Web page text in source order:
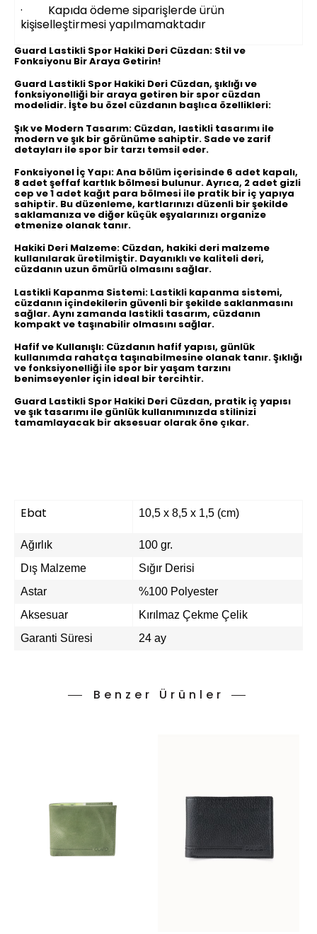
· Kapıda ödeme siparişlerde ürün
kişiselleştirmesi yapılmamaktadır
Guard Lastikli Spor Hakiki Deri Cüzdan: Stil ve
Fonksiyonu Bir Araya Getirin!
Guard Lastikli Spor Hakiki Deri Cüzdan, şıklığı ve
fonksiyonelliği bir araya getiren bir spor cüzdan
modelidir. İşte bu özel cüzdanın başlıca özellikleri:
Şık ve Modern Tasarım: Cüzdan, lastikli tasarımı ile
modern ve şık bir görünüme sahiptir. Sade ve zarif
detayları ile spor bir tarzı temsil eder.
Fonksiyonel İç Yapı:Ana bölüm içerisinde 6 adet kapalı,
8 adet şeffaf kartlık bölmesi bulunur. Ayrıca, 2 adet gizli
cep ve 1 adet kağıt para bölmesi ile pratik bir iç yapıya
sahiptir. Bu düzenleme, kartlarınızı düzenli bir şekilde
saklamanıza ve diğer küçük eşyalarınızı organize
etmenize olanak tanır.
Hakiki Deri Malzeme: Cüzdan, hakiki deri malzeme
kullanılarak üretilmiştir. Dayanıklı ve kaliteli deri,
cüzdanın uzun ömürlü olmasını sağlar.
Lastikli Kapanma Sistemi: Lastikli kapanma sistemi,
cüzdanın içindekilerin güvenli bir şekilde saklanmasını
sağlar. Aynı zamanda lastikli tasarım, cüzdanın
kompakt ve taşınabilir olmasını sağlar.
Hafif ve Kullanışlı: Cüzdanın hafif yapısı, günlük
kullanımda rahatça taşınabilmesine olanak tanır. Şıklığı
ve fonksiyonelliği ile spor bir yaşam tarzını
benimseyenler için ideal bir tercihtir.
Guard Lastikli Spor Hakiki Deri Cüzdan, pratik iç yapısı
ve şık tasarımı ile günlük kullanımınızda stilinizi
tamamlayacak bir aksesuar olarak öne çıkar.
Ebat 10,5 x 8,5 x 1,5 (cm)
Ağırlık
100 gr.
Dış Malzeme
Sığır Derisi
Astar
%100 Polyester
Aksesuar
Kırılmaz Çekme Çelik
Garanti Süresi
24 ay
Benzer Ürünler